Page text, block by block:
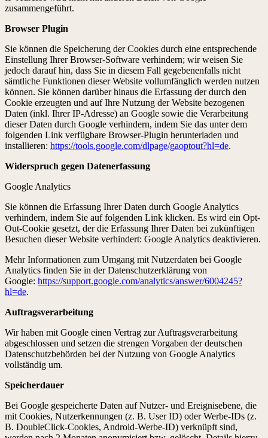
zusammengeführt.
Browser Plugin
Sie können die Speicherung der Cookies durch eine entsprechende
Einstellung Ihrer Browser-Software verhindern; wir weisen Sie
jedoch darauf hin, dass Sie in diesem Fall gegebenenfalls nicht
sämtliche Funktionen dieser Website vollumfänglich werden nutzen
können. Sie können darüber hinaus die Erfassung der durch den
Cookie erzeugten und auf Ihre Nutzung der Website bezogenen
Daten (inkl. Ihrer IP-Adresse) an Google sowie die Verarbeitung
dieser Daten durch Google verhindern, indem Sie das unter dem
folgenden Link verfügbare Browser-Plugin herunterladen und
installieren: https://tools.google.com/dlpage/gaoptout?hl=de.
Widerspruch gegen Datenerfassung
Google Analytics
Sie können die Erfassung Ihrer Daten durch Google Analytics
verhindern, indem Sie auf folgenden Link klicken. Es wird ein Opt-
Out-Cookie gesetzt, der die Erfassung Ihrer Daten bei zukünftigen
Besuchen dieser Website verhindert: Google Analytics deaktivieren.
Mehr Informationen zum Umgang mit Nutzerdaten bei Google
Analytics finden Sie in der Datenschutzerklärung von
Google: https://support.google.com/analytics/answer/6004245?
hl=de.
Auftragsverarbeitung
Wir haben mit Google einen Vertrag zur Auftragsverarbeitung
abgeschlossen und setzen die strengen Vorgaben der deutschen
Datenschutzbehörden bei der Nutzung von Google Analytics
vollständig um.
Speicherdauer
Bei Google gespeicherte Daten auf Nutzer- und Ereignisebene, die
mit Cookies, Nutzerkennungen (z. B. User ID) oder Werbe-IDs (z.
B. DoubleClick-Cookies, Android-Werbe-ID) verknüpft sind,